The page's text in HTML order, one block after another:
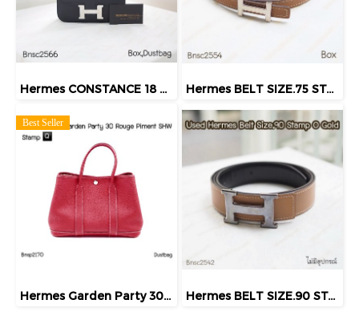
Hermes CONSTANCE 18 NOIR PHW STAMP.Z Hermes BELT SIZE.75 STAMPX GOLD
Best Seller
Hermes Garden Party 30 Rouge Pimemt SHW Stamp Q Hermes BELT SIZE.90 STAMPO GOLD